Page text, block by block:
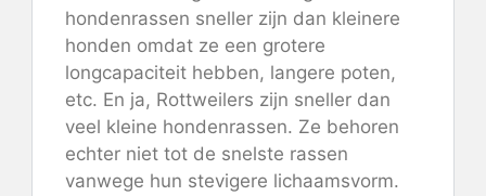
hondenrassen sneller zijn dan kleinere
honden omdat ze een grotere
longcapaciteit hebben, langere poten,
etc. En ja, Rottweilers zijn sneller dan
veel kleine hondenrassen. Ze behoren
echter niet tot de snelste rassen
vanwege hun stevigere lichaamsvorm.